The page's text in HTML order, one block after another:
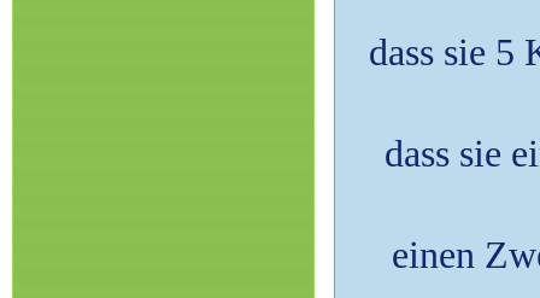
dass sie 5
dass sie
einen